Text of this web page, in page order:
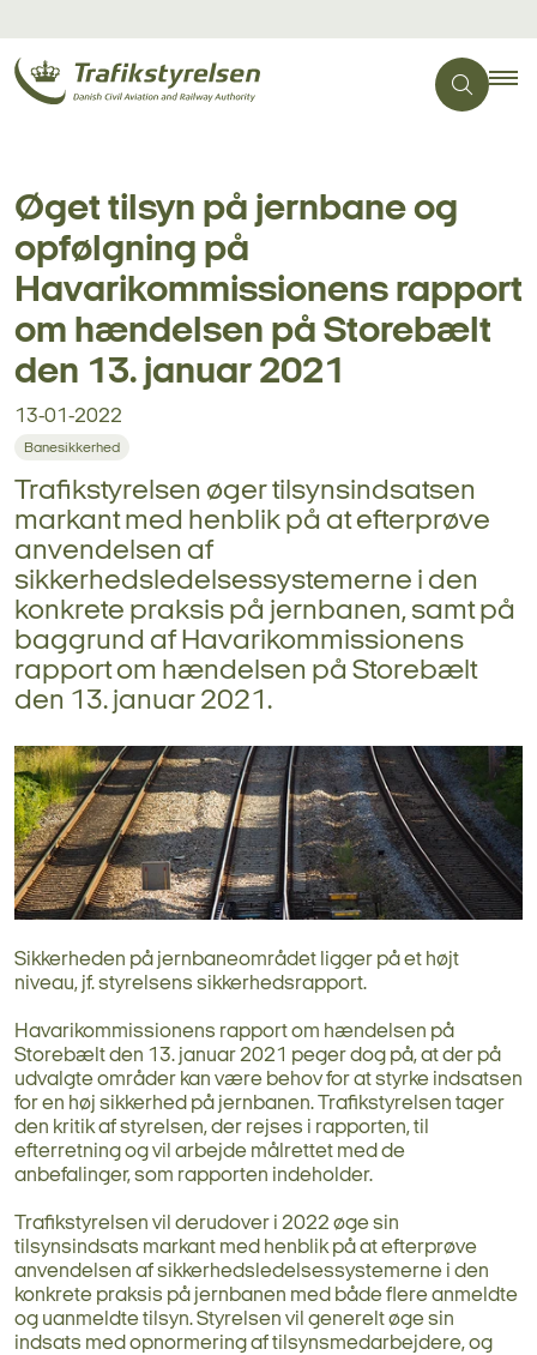
Øget tilsyn på jernbane og
opfølgning på
Havarikommissionens rapport
om hændelsen på Storebælt
den 13. januar 2021
13-01-2022
Banesikkerhed
Trafikstyrelsen øger tilsynsindsatsen
markant med henblik på at efterprøve
anvendelsen af
sikkerhedsledelsessystemerne i den
konkrete praksis på jernbanen, samt på
baggrund af Havarikommissionens
rapport om hændelsen på Storebælt
den 13. januar 2021.
Sikkerheden på jernbaneområdet ligger på et højt
niveau, jf. styrelsens sikkerhedsrapport.
Havarikommissionens rapport om hændelsen på
Storebælt den 13. januar 2021 peger dog på, at der på
udvalgte områder kan være behov for at styrke indsatsen
for en høj sikkerhed på jernbanen. Trafikstyrelsen tager
den kritik af styrelsen, der rejses i rapporten, til
efterretning og vil arbejde målrettet med de
anbefalinger, som rapporten indeholder.
Trafikstyrelsen vil derudover i 2022 øge sin
tilsynsindsats markant med henblik på at efterprøve
anvendelsen af sikkerhedsledelsessystemerne i den
konkrete praksis på jernbanen med både flere anmeldte
og uanmeldte tilsyn. Styrelsen vil generelt øge sin
indsats med opnormering af tilsynsmedarbejdere, og